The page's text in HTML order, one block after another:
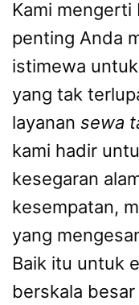
Kami mengerti
penting Anda
istimewa
yang tak
layanan sewa
kami hadir
kesegaran
kesempatan,
yang
Baik itu untuk
berskala